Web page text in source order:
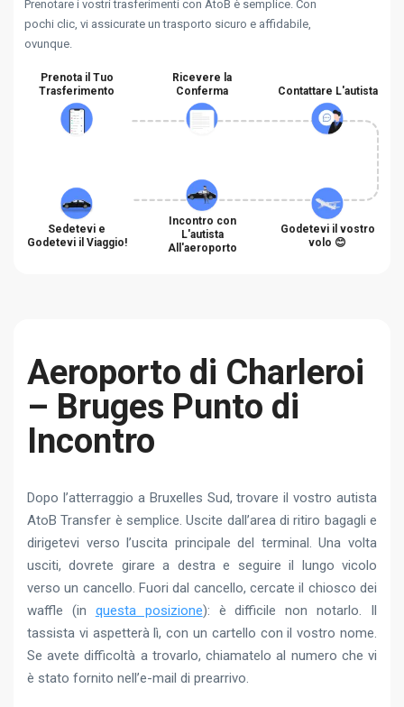
Prenotare i vostri trasferimenti con AtoB è semplice. Con
pochi clic, vi assicurate un trasporto sicuro e affidabile,
ovunque.
Prenota il Tuo
Trasferimento
Ricevere la
Conferma
Contattare L'autista
Sedetevi e
Godetevi il Viaggio!
Incontro con
L'autista
All'aeroporto
Godetevi il vostro
volo 😊
Aeroporto di Charleroi
– Bruges Punto di
Incontro
Dopo l’atterraggio a Bruxelles Sud, trovare il vostro autista
AtoB Transfer è semplice. Uscite dall’area di ritiro bagagli e
dirigetevi verso l’uscita principale del terminal. Una volta
usciti, dovrete girare a destra e seguire il lungo vicolo
verso un cancello. Fuori dal cancello, cercate il chiosco dei
waffle (in questa posizione): è difficile non notarlo. Il
tassista vi aspetterà lì, con un cartello con il vostro nome.
Se avete difficoltà a trovarlo, chiamatelo al numero che vi
è stato fornito nell’e-mail di prearrivo.